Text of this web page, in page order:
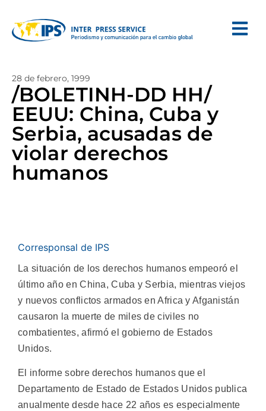
28 de febrero, 1999
/BOLETINH-DD HH/
EEUU: China, Cuba y
Serbia, acusadas de
violar derechos
humanos
Corresponsal de IPS
La situación de los derechos humanos empeoró el
último año en China, Cuba y Serbia, mientras viejos
y nuevos conflictos armados en Africa y Afganistán
causaron la muerte de miles de civiles no
combatientes, afirmó el gobierno de Estados
Unidos.
El informe sobre derechos humanos que el
Departamento de Estado de Estados Unidos publica
anualmente desde hace 22 años es especialmente